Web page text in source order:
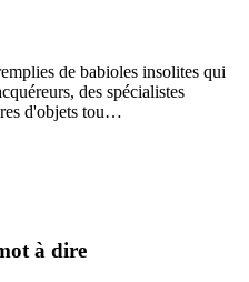
de babioles insolites qui
des spécialistes
d'objets tou…
à dire